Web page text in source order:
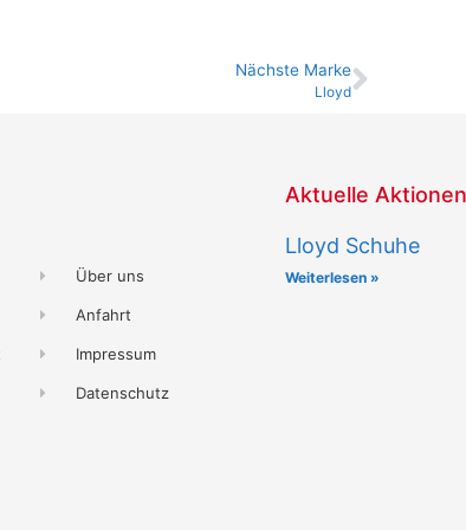
Nächste Marke
Lloyd
Über uns
Anfahrt
Impressum
Datenschutz
Aktuelle
Lloyd Schuhe
Weiterlesen »